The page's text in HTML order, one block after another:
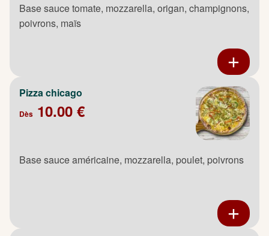
Base sauce tomate, mozzarella, origan, champignons,
poivrons, maïs
Pizza chicago
Dès 10.00 €
Base sauce américaine, mozzarella, poulet, poivrons